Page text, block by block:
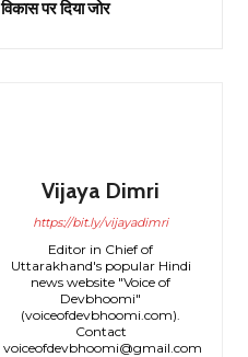
विकास पर दिया जोर
Vijaya Dimri
https://bit.ly/vijayadimri
Editor in Chief of
Uttarakhand's popular Hindi
news website "Voice of
Devbhoomi"
(voiceofdevbhoomi.com).
Contact
voiceofdevbhoomi@gmail.com